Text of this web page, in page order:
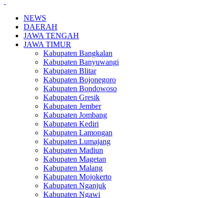
NEWS
DAERAH
JAWA TENGAH
JAWA TIMUR
Kabupaten Bangkalan
Kabupaten Banyuwangi
Kabupaten Blitar
Kabupaten Bojonegoro
Kabupaten Bondowoso
Kabupaten Gresik
Kabupaten Jember
Kabupaten Jombang
Kabupaten Kediri
Kabupaten Lamongan
Kabupaten Lumajang
Kabupaten Madiun
Kabupaten Magetan
Kabupaten Malang
Kabupaten Mojokerto
Kabupaten Nganjuk
Kabupaten Ngawi